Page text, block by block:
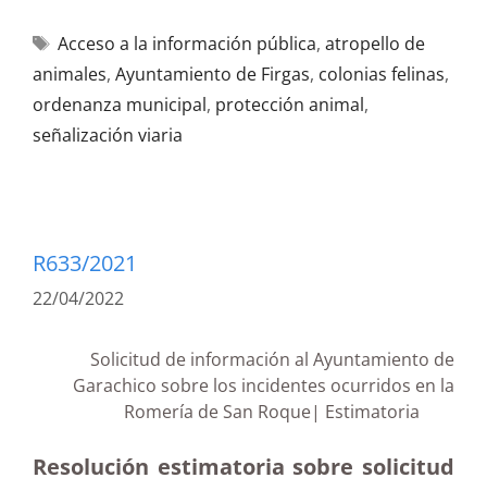
Acceso a la información pública, atropello de
animales, Ayuntamiento de Firgas, colonias felinas,
ordenanza municipal, protección animal,
señalización viaria
R633/2021
22/04/2022
Solicitud de información al Ayuntamiento de
Garachico sobre los incidentes ocurridos en la
Romería de San Roque| Estimatoria
Resolución estimatoria sobre solicitud